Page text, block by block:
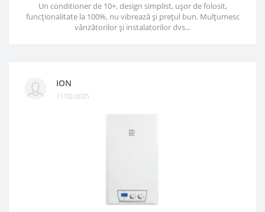
Un conditioner de 10+, design simplist, ușor de folosit,
funcționalitate la 100%, nu vibrează și prețul bun. Mulțumesc
vânzătorilor și instalatorilor dvs...
ION
11/02/2025